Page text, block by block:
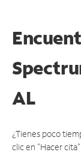
AL
¿Tienes poco
clic en "Hacer